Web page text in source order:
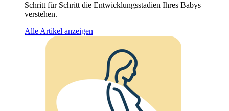
Schritt für Schritt die Entwicklungsstadien Ihres Babys
verstehen.
Alle Artikel anzeigen